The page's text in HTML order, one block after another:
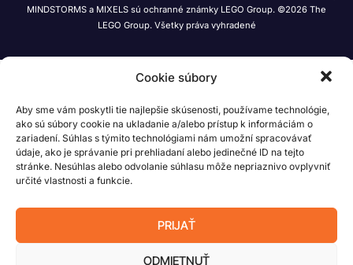
Cookie súbory
Aby sme vám poskytli tie najlepšie skúsenosti, používame technológie,
ako sú súbory cookie na ukladanie a/alebo prístup k informáciám o
zariadení. Súhlas s týmito technológiami nám umožní spracovávať
údaje, ako je správanie pri prehliadaní alebo jedinečné ID na tejto
stránke. Nesúhlas alebo odvolanie súhlasu môže nepriaznivo ovplyvniť
určité vlastnosti a funkcie.
PRIJAŤ
ODMIETNUŤ
MINDSTORMS a MIXELS sú ochranné známky LEGO Group. ©2026 The
LEGO Group. Všetky práva vyhradené